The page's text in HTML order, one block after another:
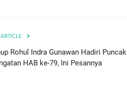
Rohul Indra Gunawan Hadiri Puncak
HAB ke-79, Ini Pesannya